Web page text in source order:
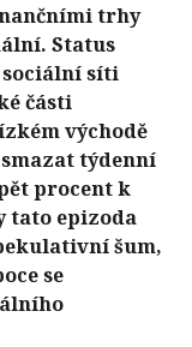
trhy
Status
sociální síti
části
východě
týdenní
procent k
tato epizoda
šum,
se